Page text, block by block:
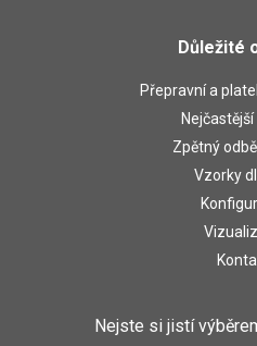
Důležité
Přepravní a
Zpětný
Vzorky
Nejste si jistí